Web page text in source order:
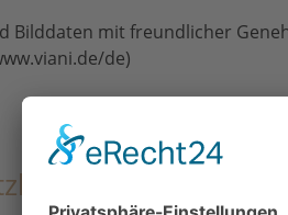
Bilddaten mit freundlicher
de)
Informationen